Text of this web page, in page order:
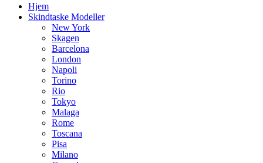
Hjem
Skindtaske Modeller
New York
Skagen
Barcelona
London
Napoli
Torino
Rio
Tokyo
Malaga
Rome
Toscana
Pisa
Milano